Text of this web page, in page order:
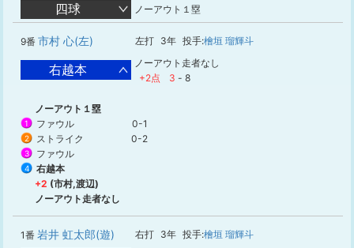
四球 ノーアウト１塁
9番 市村 心(左) 左打 3年 投手:檜垣 瑠輝斗
右越本
ノーアウト走者なし
+2点
3 - 8
ノーアウト１塁
1 ファウル 0-1
2 ストライク 0-2
3 ファウル
4
右越本
+2 (市村,渡辺)
ノーアウト走者なし
1番 岩井 虹太郎(遊) 右打 3年 投手:檜垣 瑠輝斗